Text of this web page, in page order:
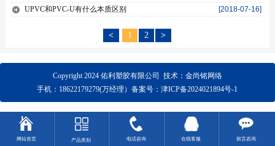
[2018-07-16]
UPVC和PVC-U有什么本质区别
< 1 2 >
Copyright 2024 佑利塑胶有限公司 技术：金尚铭网络
手机：18622179279(万经理）备案号：津ICP备2024021894号-1
网站首页 产品类别 电话咨询 在线客服 留言咨询